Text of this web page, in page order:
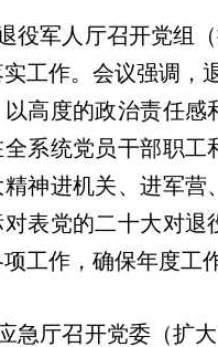
役军人厅召开党组
工作。会议强调，
以高度的政治责任感
全系统党员干部职工
精神进机关、进军营
对表党的二十大对退
工作，确保年度工
急厅召开党委（扩